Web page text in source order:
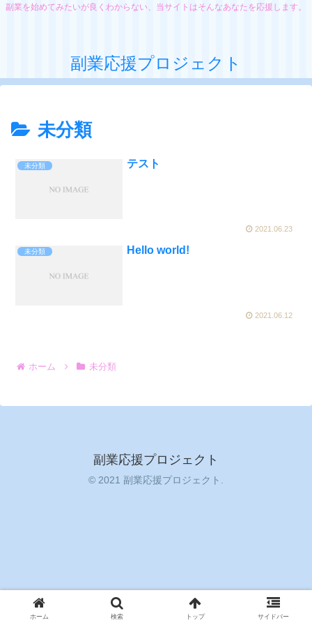
副業を始めてみたいが良くわからない、当サイトはそんなあなたを応援します。
副業応援プロジェクト
未分類
未分類 テスト
2021.06.23
未分類 Hello world!
2021.06.12
ホーム 未分類
副業応援プロジェクト
© 2021 副業応援プロジェクト.
ホーム 検索 トップ サイドバー